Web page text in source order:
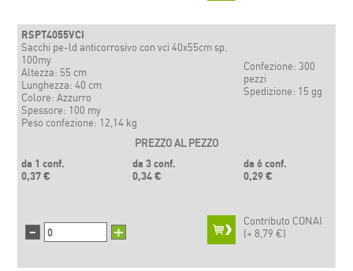
RSPT4055VCI
Sacchi pe-ld anticorrosivo con vci 40x55cm sp.
100my
Altezza: 55 cm
Lunghezza: 40 cm
Colore: Azzurro
Spessore: 100 my
Peso confezione: 12,14 kg
Confezione: 300
pezzi
Spedizione: 15 gg
PREZZO AL PEZZO
da 1 conf.
0,37 €
da 3 conf.
0,34 €
da 6 conf.
0,29 €
- +
Contributo CONAI
(+ 8,79 €)